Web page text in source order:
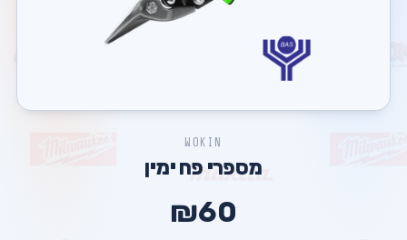
WOKIN
מספרי פח ימין
₪60